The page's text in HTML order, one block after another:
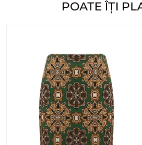
POATE ÎȚI